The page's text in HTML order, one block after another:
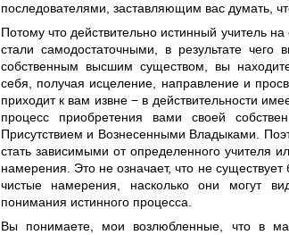
последователями, заставляющим вас думать,
Потому что действительно истинный учитель
стали самодостаточными, в результате чего
собственным высшим существом, вы
себя, получая исцеление, направление и
приходит к вам извне − в действительности
процесс приобретения вами своей
Присутствием и Вознесенными Владыками.
стать зависимыми от определенного учителя
намерения. Это не означает, что не
чистые намерения, насколько они могут
понимания истинного процесса.
Вы понимаете, мои возлюбленные, что в